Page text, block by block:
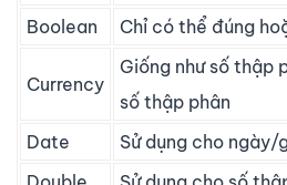
Boolean
Chỉ có thể đúng
Currency
Giống như số thập
số thập phân
Date
Sử dụng cho ngày/